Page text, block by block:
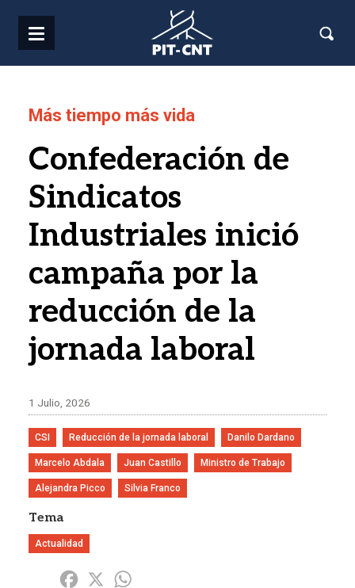
Más tiempo más vida
Confederación de
Sindicatos
Industriales inició
campaña por la
reducción de la
jornada laboral
1 Julio, 2026
CSI Reducción de la jornada laboral Danilo Dardano
Marcelo Abdala Juan Castillo Ministro de Trabajo
Alejandra Picco Silvia Franco
Tema
Actualidad
Share Facebook
X